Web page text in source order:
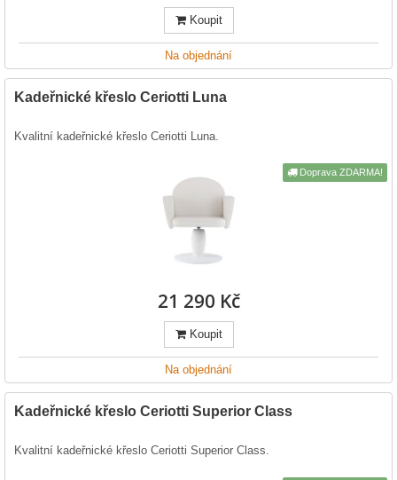
Koupit
Na objednání
Kadeřnické křeslo Ceriotti Luna
Kvalitní kadeřnické křeslo Ceriotti Luna.
21 290 Kč
Doprava ZDARMA!
Koupit
Na objednání
Kadeřnické křeslo Ceriotti Superior Class
Kvalitní kadeřnické křeslo Ceriotti Superior Class.